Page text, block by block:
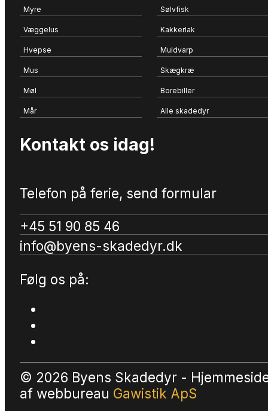
Myre Sølvfisk
Væggelus Kakkerlak
Hvepse Muldvarp
Mus Skægkræ
Møl Borebiller
Mår Alle skadedyr
Kontakt os idag!
Telefon på ferie, send formular
+45 51 90 85 46
info@byens-skadedyr.dk
Følg os på:
© 2026 Byens Skadedyr -
af webbureau Gawistik ApS